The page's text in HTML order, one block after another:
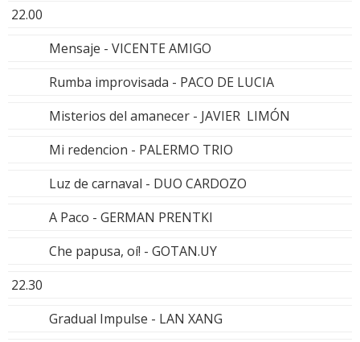
22.00
Mensaje - VICENTE AMIGO
Rumba improvisada - PACO DE LUCIA
Misterios del amanecer - JAVIER LIMÓN
Mi redencion - PALERMO TRIO
Luz de carnaval - DUO CARDOZO
A Paco - GERMAN PRENTKI
Che papusa, oí! - GOTAN.UY
22.30
Gradual Impulse - LAN XANG